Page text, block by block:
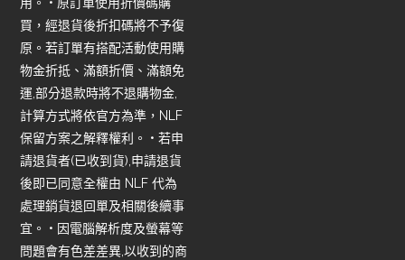
用。 • 原訂單使用折價碼購
買，經退貨後折扣碼將不予復
原。若訂單有搭配活動使用購
物金折抵、滿額折價、滿額免
運,部分退款時將不退購物金,
計算方式將依官方為準，NLF
保留方案之解釋權利。 • 若申
請退貨者(已收到貨),申請退貨
後即已同意全權由 NLF 代為
處理銷貨退回單及相關後續事
宜。 • 因電腦解析度及螢幕等
問題會有色差差異,以收到的商